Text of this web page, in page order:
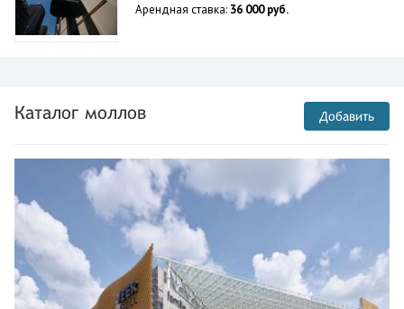
Арендная ставка: 36 000 руб.
Каталог моллов Добавить